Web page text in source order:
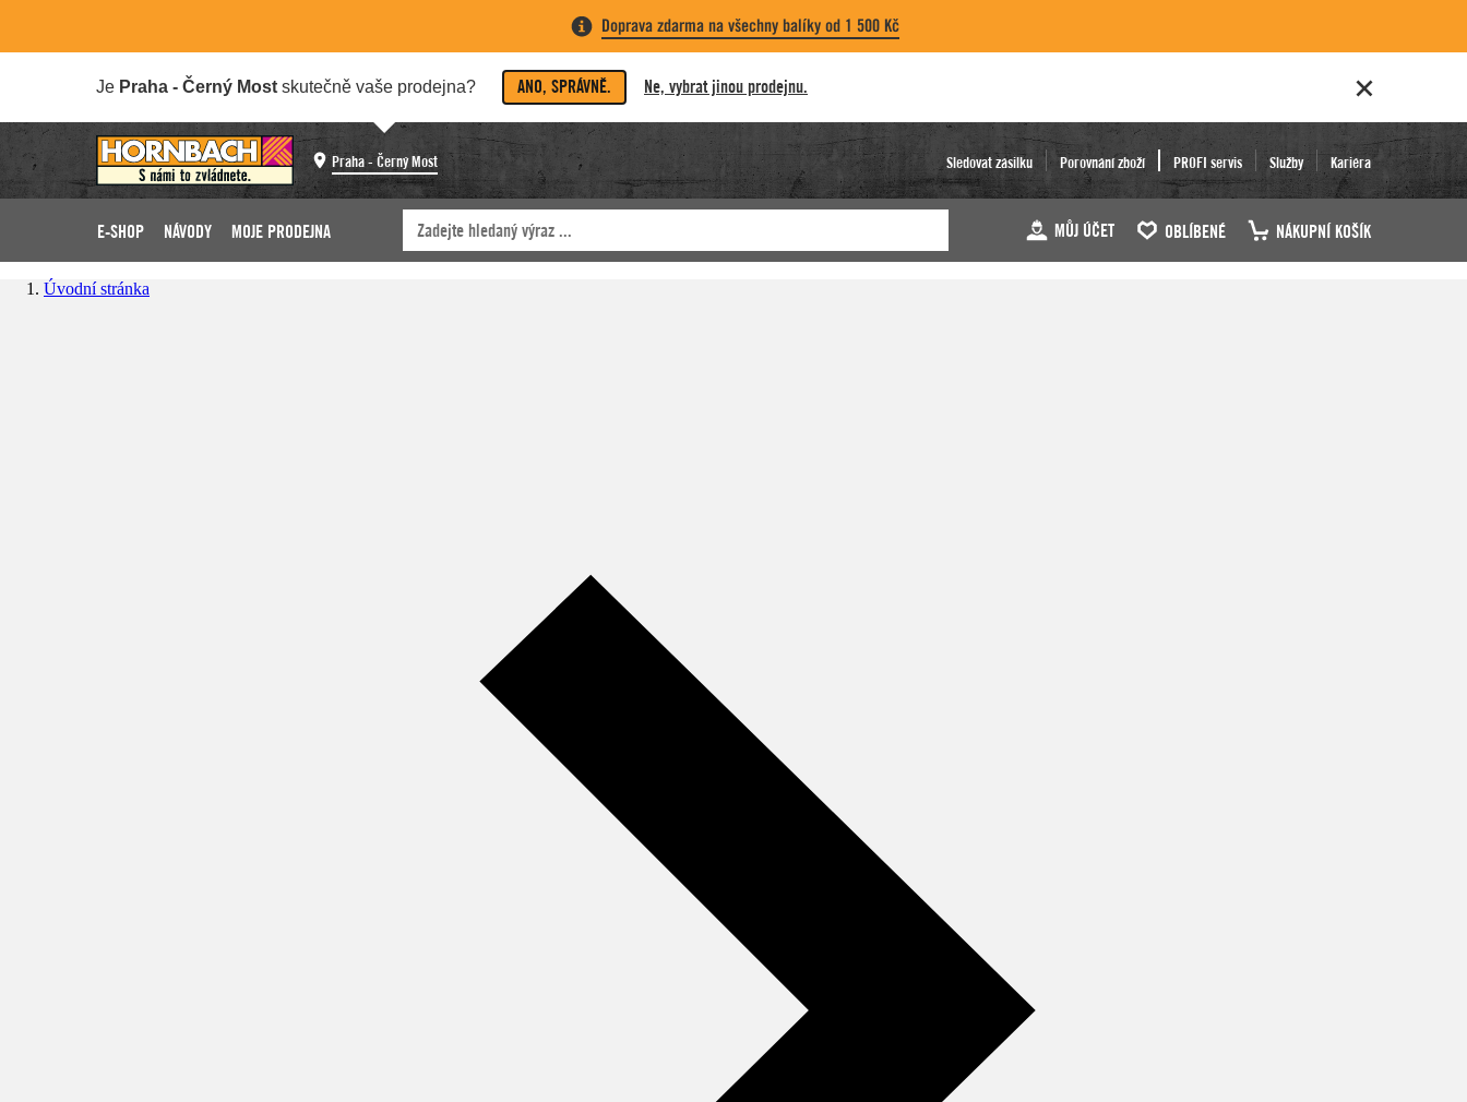
Doprava zdarma na všechny balíky od 1 500 Kč
Je Praha - Černý Most skutečně vaše prodejna? ANO, SPRÁVNĚ. Ne, vybrat jinou prodejnu.
Praha - Černý Most Sledovat zásilku Porovnání zboží PROFI servis Služby Kariéra
E-SHOP NÁVODY MOJE PRODEJNA MŮJ ÚČET OBLÍBENÉ NÁKUPNÍ KOŠÍK
Úvodní stránka